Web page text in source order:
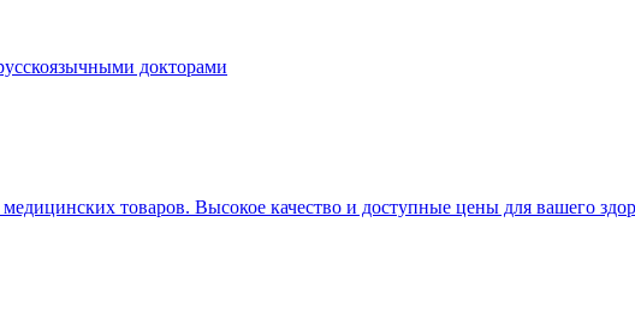
докторами
товаров. Высокое качество и доступные цены для вашего